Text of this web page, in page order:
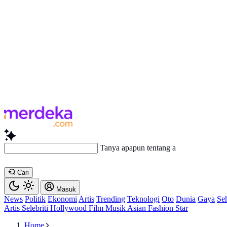
Tanya apapun tentang artikel ini...
Cari
Masuk
News Politik Ekonomi Artis Trending Teknologi Oto Dunia Gaya
Artis Selebriti Hollywood Film Musik Asian Fashion Star
Home